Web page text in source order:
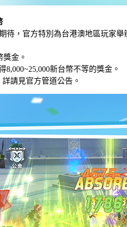
待，官方特別為台港澳地區玩家
金。
新台幣不等的獎金。
請見官方管道公告。